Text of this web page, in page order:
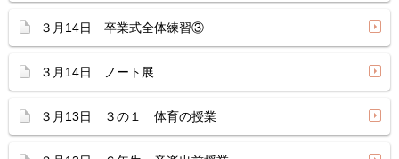
３月14日 卒業式全体練習③
３月14日 ノート展
３月13日 ３の１ 体育の授業